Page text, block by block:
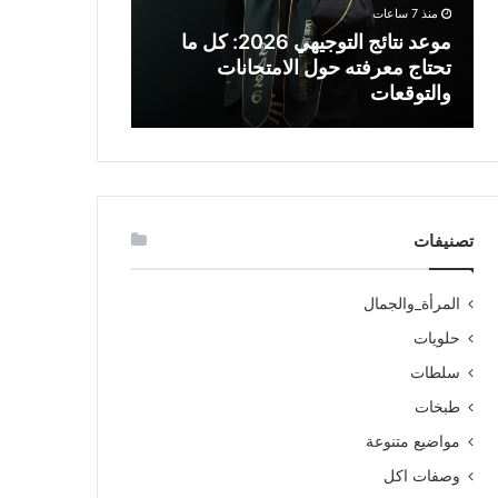
منذ 7 ساعات
موعد نتائج التوجيهي 2026: كل ما
تحتاج معرفته حول الامتحانات
والتوقعات
تصنيفات
المرأة_والجمال
حلويات
سلطات
طبخات
مواضيع متنوعة
وصفات اكل